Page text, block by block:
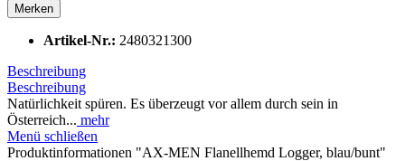
Merken
Artikel-Nr.: 2480321300
Beschreibung
Beschreibung
Natürlichkeit spüren. Es überzeugt vor allem durch sein in
Österreich... mehr
Menü schließen
Produktinformationen "AX-MEN Flanellhemd Logger, blau/bunt"